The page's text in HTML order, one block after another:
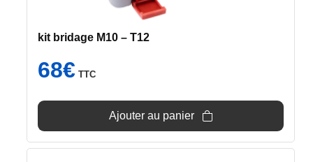
kit bridage M10 – T12
68€ TTC
Ajouter au panier